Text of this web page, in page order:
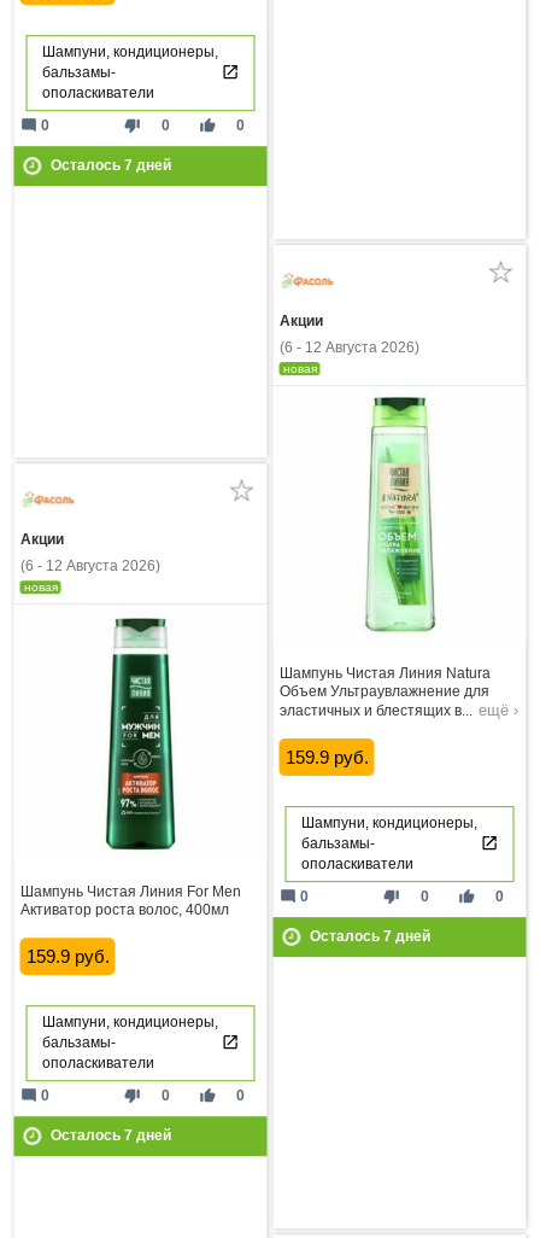
Шампуни, кондиционеры,
бальзамы-
ополаскиватели
thumb_down 0 thumb_up 0
mode_comment 0
Осталось 7дней
Акции
(6 - 12 Августа 2026)
новая
Шампунь Чистая Линия Natura
Объем Ультраувлажнение для
эластичных и блестящих в... ещё ›
159.9 руб.
Шампуни, кондиционеры,
бальзамы-
ополаскиватели
thumb_down 0 thumb_up 0
mode_comment 0
Осталось 7дней
Акции
(6 - 12 Августа 2026)
новая
Шампунь Чистая Линия For Men
Активатор роста волос, 400мл
159.9 руб.
Шампуни, кондиционеры,
бальзамы-
ополаскиватели
thumb_down 0 thumb_up 0
mode_comment 0
Осталось 7дней